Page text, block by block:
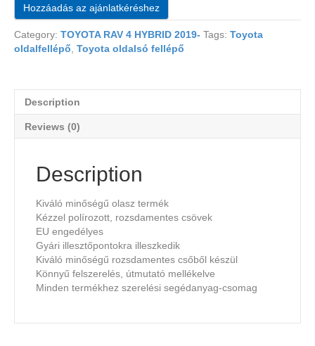
Hozzáadás az ajánlatkéréshez
Category: TOYOTA RAV 4 HYBRID 2019- Tags: Toyota
oldalfellépő, Toyota oldalsó fellépő
Description
Reviews (0)
Description
Kiváló minőségű olasz termék
Kézzel polírozott, rozsdamentes csövek
EU engedélyes
Gyári illesztőpontokra illeszkedik
Kiváló minőségű rozsdamentes csőből készül
Könnyű felszerelés, útmutató mellékelve
Minden termékhez szerelési segédanyag-csomag